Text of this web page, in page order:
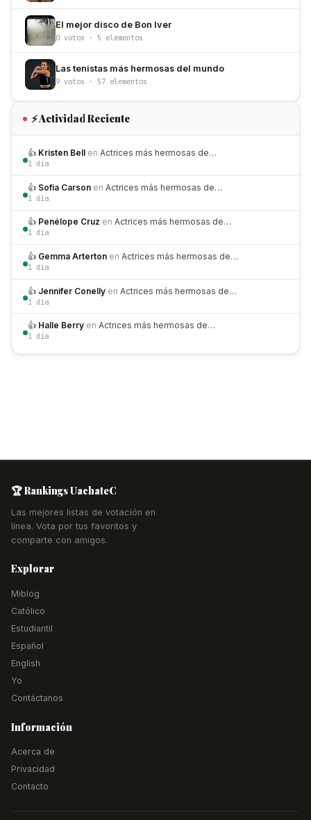
El mejor disco de Bon Iver
0 votos · 5 elementos
Las tenistas más hermosas del mundo
9 votos · 57 elementos
⚡ Actividad Reciente
👍 Kristen Bell en Actrices más hermosas de…
1 día
👍 Sofia Carson en Actrices más hermosas de…
1 día
👍 Penélope Cruz en Actrices más hermosas de…
1 día
👍 Gemma Arterton en Actrices más hermosas de…
1 día
👍 Jennifer Conelly en Actrices más hermosas de…
1 día
👍 Halle Berry en Actrices más hermosas de…
1 día
🏆 Rankings UachateC
Las mejores listas de votación en
línea. Vota por tus favoritos y
comparte con amigos.
Explorar
Miblog
Católico
Estudiantil
Español
English
Yo
Contáctanos
Información
Acerca de
Privacidad
Contacto